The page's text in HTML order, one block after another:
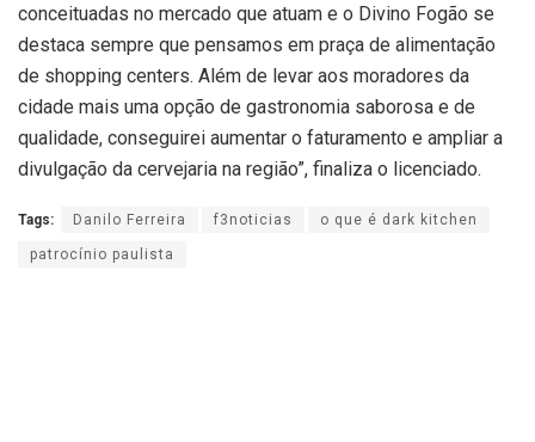
conceituadas no mercado que atuam e o Divino Fogão se
destaca sempre que pensamos em praça de alimentação
de shopping centers. Além de levar aos moradores da
cidade mais uma opção de gastronomia saborosa e de
qualidade, conseguirei aumentar o faturamento e ampliar a
divulgação da cervejaria na região”, finaliza o licenciado.
Tags: Danilo Ferreira f3noticias o que é dark kitchen
patrocínio paulista